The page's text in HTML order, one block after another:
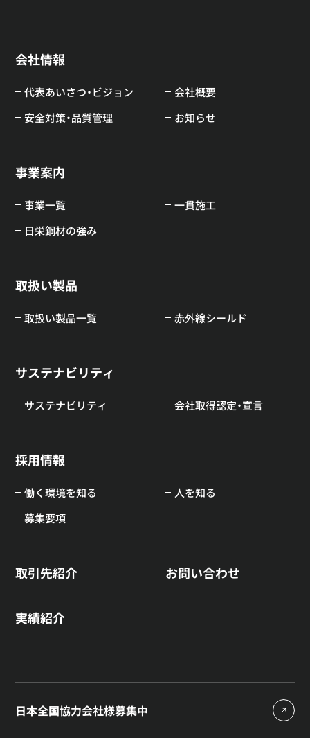
会社情報
代表あいさつ・ビジョン
会社概要
安全対策・品質管理
お知らせ
事業案内
事業一覧
一貫施工
日栄鋼材の強み
取扱い製品
取扱い製品一覧 赤外線シールド
サステナビリティ
サステナビリティ 会社取得認定・宣言
採用情報
働く環境を知る
人を知る
募集要項
取引先紹介
実績紹介
お問い合わせ
日本全国協力会社様募集中